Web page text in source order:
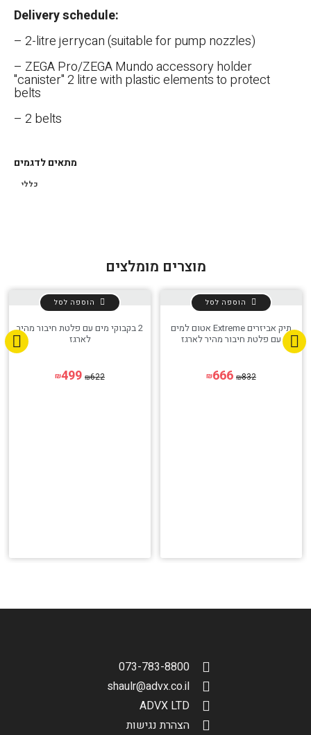
Delivery schedule:
– 2-litre jerrycan (suitable for pump nozzles)
– ZEGA Pro/ZEGA Mundo accessory holder
"canister" 2 litre with plastic elements to protect
belts
– 2 belts
מתאים לדגמים
כללי
מוצרים מומלצים
תיק אביזרים Extreme אטום למים
עם פלטת חיבור מהיר לארגז
₪832
₪666
הוספה לסל
2 בקבוקי מים עם פלטת חיבור מהיר
לארגז
₪622
₪499
הוספה לסל
073-783-8800
shaulr@advx.co.il
ADVX LTD
הצהרת נגישות